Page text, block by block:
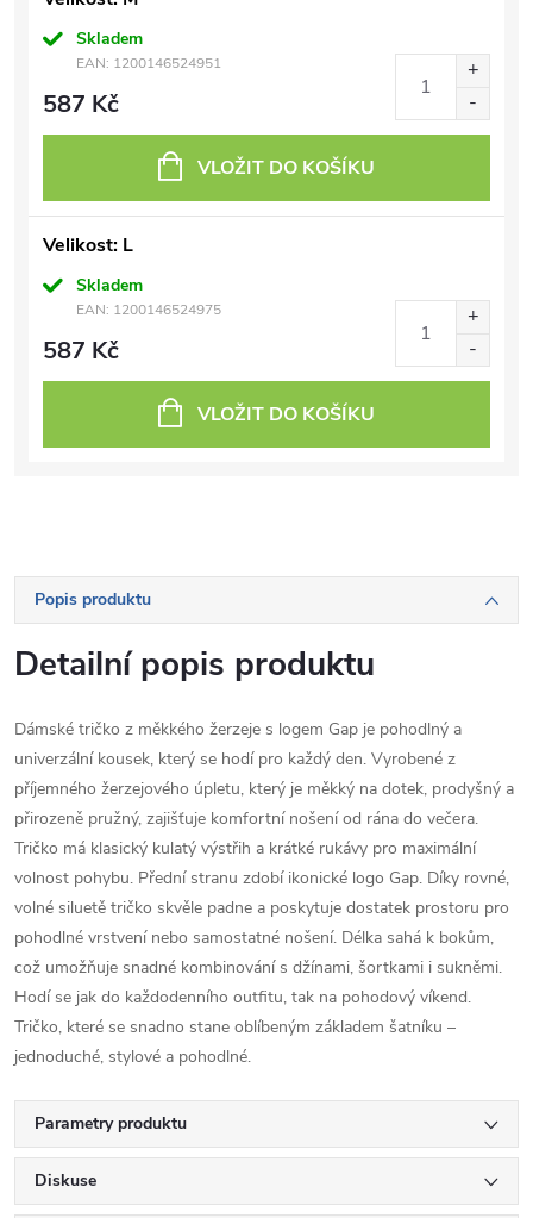
Skladem
EAN: 1200146524951
587 Kč
VLOŽIT DO KOŠÍKU
Velikost: L
Skladem
EAN: 1200146524975
587 Kč
VLOŽIT DO KOŠÍKU
Popis produktu
Detailní popis produktu
Dámské tričko z měkkého žerzeje s logem Gap je pohodlný a
univerzální kousek, který se hodí pro každý den. Vyrobené z
příjemného žerzejového úpletu, který je měkký na dotek, prodyšný a
přirozeně pružný, zajišťuje komfortní nošení od rána do večera.
Tričko má klasický kulatý výstřih a krátké rukávy pro maximální
volnost pohybu. Přední stranu zdobí ikonické logo Gap. Díky rovné,
volné siluetě tričko skvěle padne a poskytuje dostatek prostoru pro
pohodlné vrstvení nebo samostatné nošení. Délka sahá k bokům,
což umožňuje snadné kombinování s džínami, šortkami i sukněmi.
Hodí se jak do každodenního outfitu, tak na pohodový víkend.
Tričko, které se snadno stane oblíbeným základem šatníku –
jednoduché, stylové a pohodlné.
Parametry produktu
Diskuse